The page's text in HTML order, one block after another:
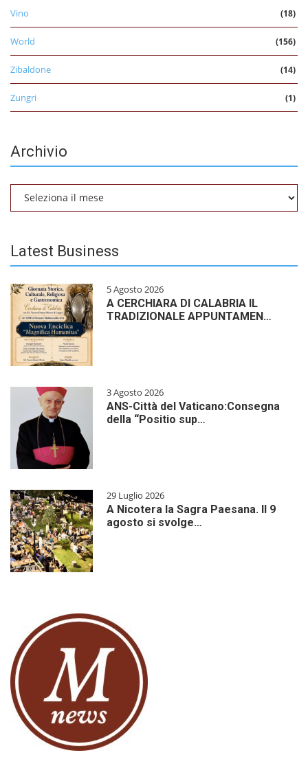
Vino (18)
World (156)
Zibaldone (14)
Zungri (1)
Archivio
Archivio
Latest Business
5 Agosto 2026
A CERCHIARA DI CALABRIA IL
TRADIZIONALE APPUNTAMEN…
3 Agosto 2026
ANS-Città del Vaticano:Consegna
della “Positio sup…
29 Luglio 2026
A Nicotera la Sagra Paesana. Il 9
agosto si svolge…